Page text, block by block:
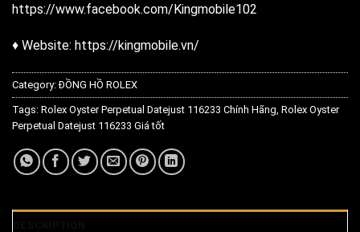
https://www.facebook.com/Kingmobile102
♦ Website: https://kingmobile.vn/
Category:ĐỒNG HỒ ROLEX
Tags: Rolex Oyster Perpetual Datejust 116233 Chính Hãng, Rolex Oyster
Perpetual Datejust 116233 Giá tốt